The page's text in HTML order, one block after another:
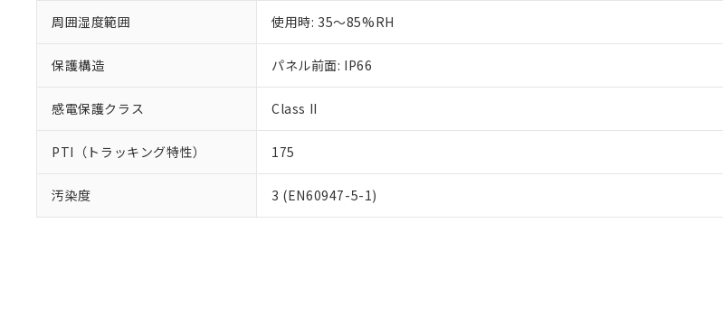
周囲湿度範囲 使用時: 35～85%RH
保護構造 パネル前面: IP66
感電保護クラス Class II
PTI（トラッキング特性） 175
汚染度 3 (EN60947-5-1)